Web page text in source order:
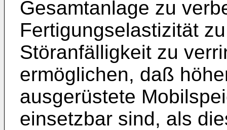
Gesamtanlage zu
Fertigungselastizität
Störanfälligkeit zu
ermöglichen, daß
ausgerüstete
einsetzbar sind, als